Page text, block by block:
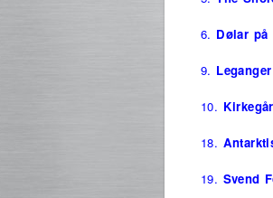
6. Dølar
9.
10.
18.
19. Svend